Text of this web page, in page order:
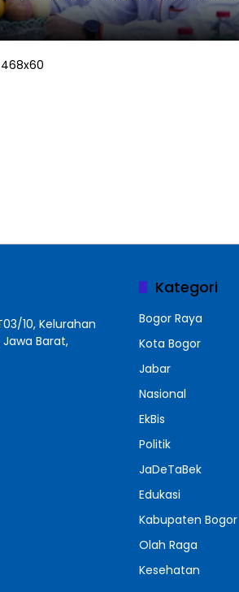
10, Kelurahan
Barat,
Kategori
Bogor Raya
Kota Bogor
Jabar
Nasional
EkBis
Politik
JaDeTaBek
Edukasi
Kabupaten Bogor
Olah Raga
Kesehatan